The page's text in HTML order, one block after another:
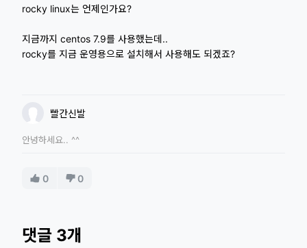
rocky linux는 언제인가요?
지금까지 centos 7.9를 사용했는데..
rocky를 지금 운영용으로 설치해서 사용해도 되겠죠?
빨간신발
안녕하세요.. ^^
0 0
댓글 3개